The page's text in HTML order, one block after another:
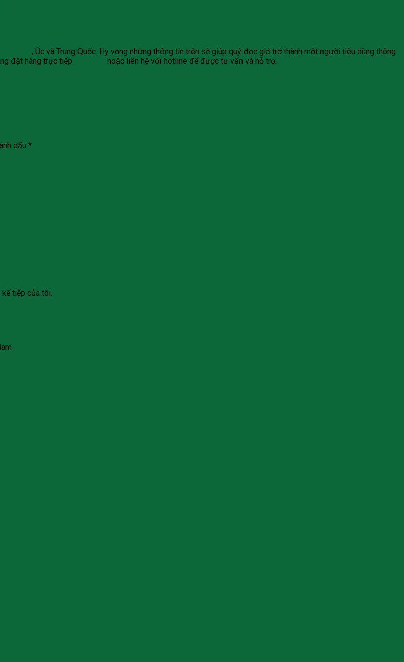
, Úc và Trung Quốc. Hy vọng những thông tin trên sẽ giúp quý đọc giả trở thành một người tiêu dùng thông
đặt hàng trực tiếp
hoặc liên hệ với hotline để được tư vấn và hỗ trợ.
dấu *
tiếp của tôi.